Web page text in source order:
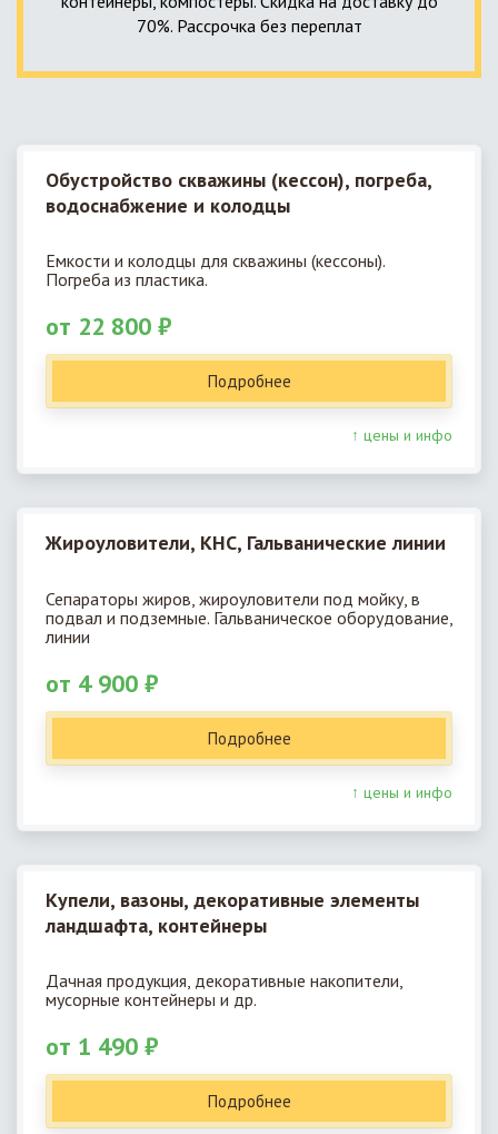
70%. Рассрочка без переплат
Обустройство скважины (кессон), погреба,
водоснабжение и колодцы
Емкости и колодцы для скважины (кессоны).
Погреба из пластика.
от 22 800 ₽
Подробнее
↑ цены и инфо
Жироуловители, КНС, Гальванические линии
Сепараторы жиров, жироуловители под мойку, в
подвал и подземные. Гальваническое оборудование,
линии
от 4 900 ₽
Подробнее
↑ цены и инфо
Купели, вазоны, декоративные элементы
ландшафта, контейнеры
Дачная продукция, декоративные накопители,
мусорные контейнеры и др.
от 1 490 ₽
Подробнее